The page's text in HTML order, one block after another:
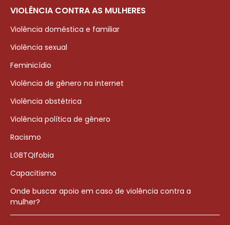
VIOLÊNCIA CONTRA AS MULHERES
Violência doméstica e familiar
Violência sexual
Feminicídio
Violência de gênero na internet
Violência obstétrica
Violência política de gênero
Racismo
LGBTQIfobia
Capacitismo
Onde buscar apoio em caso de violência contra a
mulher?